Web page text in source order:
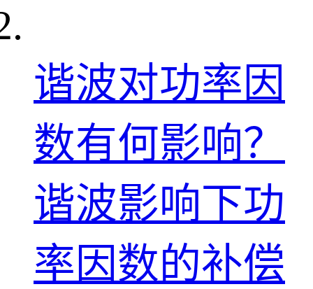
谐波对功率因
数有何影响？
谐波影响下功
率因数的补偿